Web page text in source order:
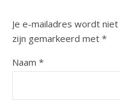
Je e-mailadres wordt
zijn gemarkeerd met *
Naam *